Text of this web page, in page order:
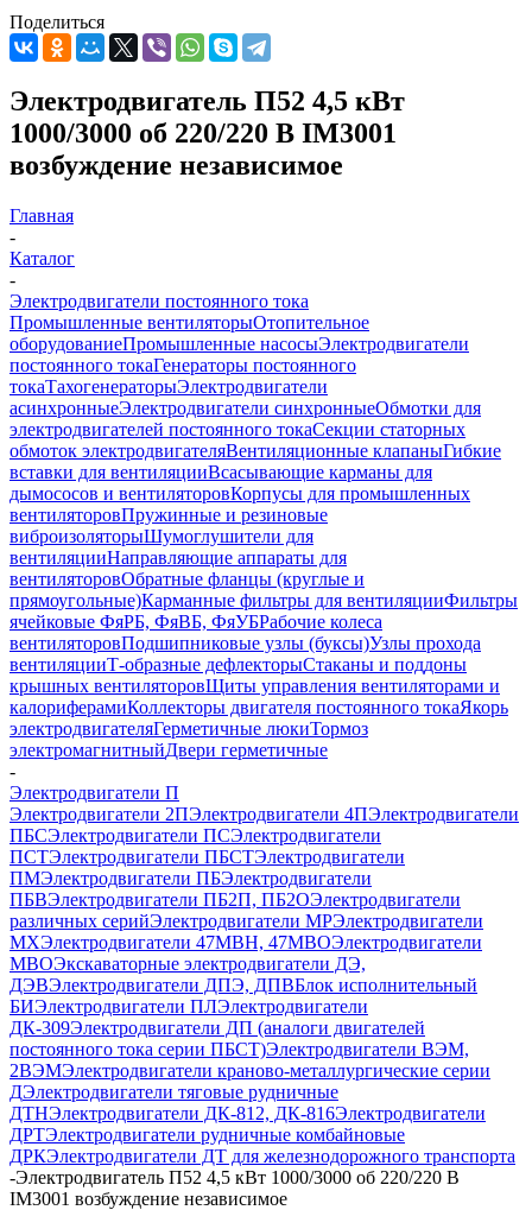
Поделиться
Электродвигатель П52 4,5 кВт
1000/3000 об 220/220 В IM3001
возбуждение независимое
Главная
-
Каталог
-
Электродвигатели постоянного тока
Промышленные вентиляторыОтопительное
оборудованиеПромышленные насосыЭлектродвигатели
постоянного токаГенераторы постоянного
токаТахогенераторыЭлектродвигатели
асинхронныеЭлектродвигатели синхронныеОбмотки для
электродвигателей постоянного токаСекции статорных
обмоток электродвигателяВентиляционные клапаныГибкие
вставки для вентиляцииВсасывающие карманы для
дымососов и вентиляторовКорпусы для промышленных
вентиляторовПружинные и резиновые
виброизоляторыШумоглушители для
вентиляцииНаправляющие аппараты для
вентиляторовОбратные фланцы (круглые и
прямоугольные)Карманные фильтры для вентиляцииФильтры
ячейковые ФяРБ, ФяВБ, ФяУБРабочие колеса
вентиляторовПодшипниковые узлы (буксы)Узлы прохода
вентиляцииТ-образные дефлекторыСтаканы и поддоны
крышных вентиляторовЩиты управления вентиляторами и
калориферамиКоллекторы двигателя постоянного токаЯкорь
электродвигателяГерметичные люкиТормоз
электромагнитныйДвери герметичные
-
Электродвигатели П
Электродвигатели 2ПЭлектродвигатели 4ПЭлектродвигатели
ПБСЭлектродвигатели ПСЭлектродвигатели
ПСТЭлектродвигатели ПБСТЭлектродвигатели
ПМЭлектродвигатели ПБЭлектродвигатели
ПБВЭлектродвигатели ПБ2П, ПБ2ОЭлектродвигатели
различных серийЭлектродвигатели МРЭлектродвигатели
MXЭлектродвигатели 47MBH, 47МВОЭлектродвигатели
MBOЭкскаваторные электродвигатели ДЭ,
ДЭВЭлектродвигатели ДПЭ, ДПВБлок исполнительный
БИЭлектродвигатели ПЛЭлектродвигатели
ДК-309Электродвигатели ДП (аналоги двигателей
постоянного тока серии ПБСТ)Электродвигатели ВЭМ,
2ВЭМЭлектродвигатели краново-металлургические серии
ДЭлектродвигатели тяговые рудничные
ДТНЭлектродвигатели ДК-812, ДК-816Электродвигатели
ДРТЭлектродвигатели рудничные комбайновые
ДРКЭлектродвигатели ДТ для железнодорожного транспорта
-Электродвигатель П52 4,5 кВт 1000/3000 об 220/220 В
IM3001 возбуждение независимое